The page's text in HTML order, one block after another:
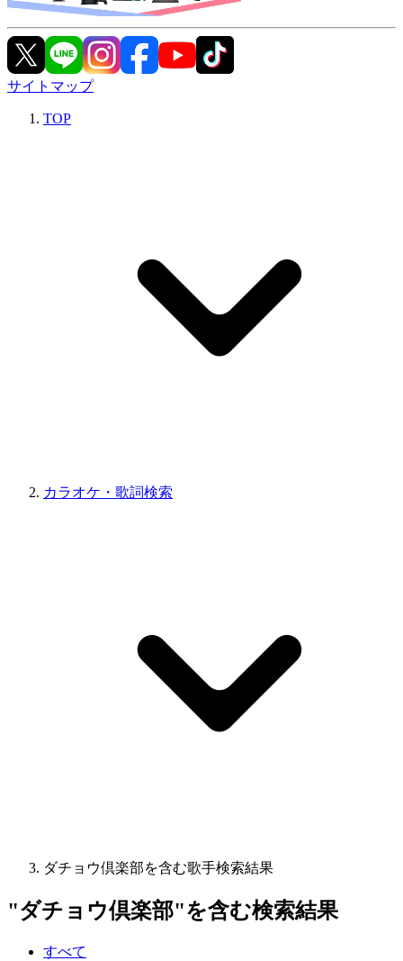
サイトマップ
TOP
カラオケ・歌詞検索
ダチョウ倶楽部を含む歌手検索結果
"ダチョウ倶楽部"を含む検索結果
すべて